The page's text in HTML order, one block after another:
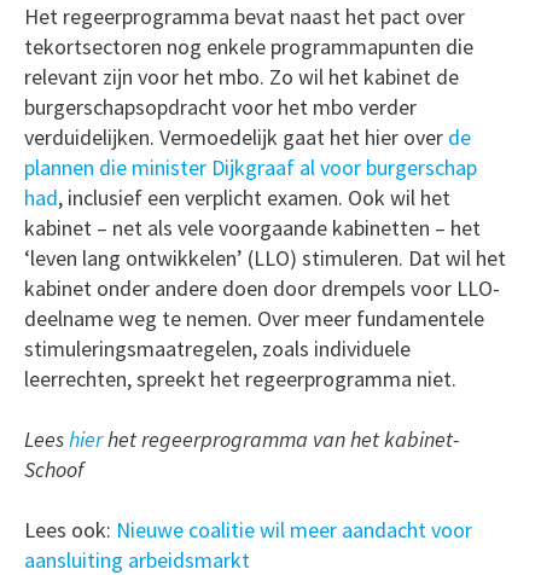
Het regeerprogramma bevat naast het pact over
tekortsectoren nog enkele programmapunten die
relevant zijn voor het mbo. Zo wil het kabinet de
burgerschapsopdracht voor het mbo verder
verduidelijken. Vermoedelijk gaat het hier over de
plannen die minister Dijkgraaf al voor burgerschap
had, inclusief een verplicht examen. Ook wil het
kabinet – net als vele voorgaande kabinetten – het
‘leven lang ontwikkelen’ (LLO) stimuleren. Dat wil het
kabinet onder andere doen door drempels voor LLO-
deelname weg te nemen. Over meer fundamentele
stimuleringsmaatregelen, zoals individuele
leerrechten, spreekt het regeerprogramma niet.
Leeshierhet regeerprogramma van het kabinet-
Schoof
Lees ook: Nieuwe coalitie wil meer aandacht voor
aansluiting arbeidsmarkt